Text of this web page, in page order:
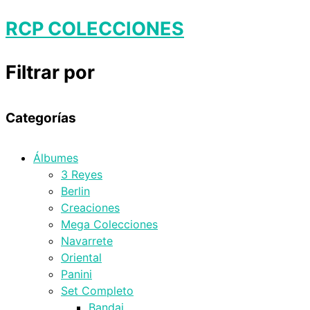
RCP COLECCIONES
Filtrar por
Categorías
Álbumes
3 Reyes
Berlin
Creaciones
Mega Colecciones
Navarrete
Oriental
Panini
Set Completo